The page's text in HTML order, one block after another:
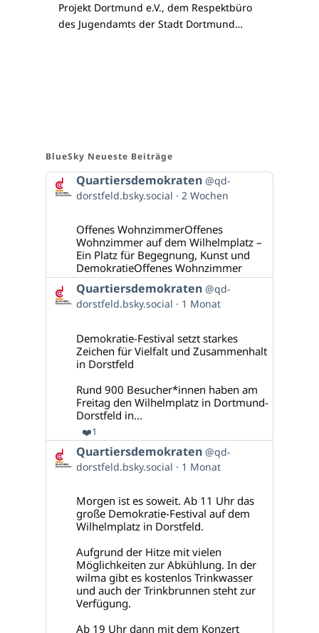
Projekt Dortmund e.V., dem Respektbüro
des Jugendamts der Stadt Dortmund…
BlueSky Neueste Beiträge
Beitrag
von
Quartiersdemokraten
Bluesky
ansehen
Quartiersdemokraten @qd-
dorstfeld.bsky.social
2 Wochen
Offenes WohnzimmerOffenes
Wohnzimmer auf dem Wilhelmplatz –
Ein Platz für Begegnung, Kunst und
DemokratieOffenes Wohnzimmer
Beitrag
von
Quartiersdemokraten
Bluesky
ansehen
Quartiersdemokraten @qd-
dorstfeld.bsky.social
1 Monat
Demokratie-Festival setzt starkes
Zeichen für Vielfalt und Zusammenhalt
in Dorstfeld
Rund 900 Besucher*innen haben am
Freitag den Wilhelmplatz in Dortmund-
Dorstfeld in...
❤️1
Beitrag
von
Quartiersdemokraten
Bluesky
ansehen
Quartiersdemokraten @qd-
dorstfeld.bsky.social
1 Monat
Morgen ist es soweit. Ab 11 Uhr das
große Demokratie-Festival auf dem
Wilhelmplatz in Dorstfeld.
Aufgrund der Hitze mit vielen
Möglichkeiten zur Abkühlung. In der
wilma gibt es kostenlos Trinkwasser
und auch der Trinkbrunnen steht zur
Verfügung.
Ab 19 Uhr dann mit dem Konzert